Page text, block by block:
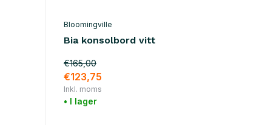
Bloomingville
Bia konsolbord vitt
€165,00
€123,75
Inkl. moms
• I lager